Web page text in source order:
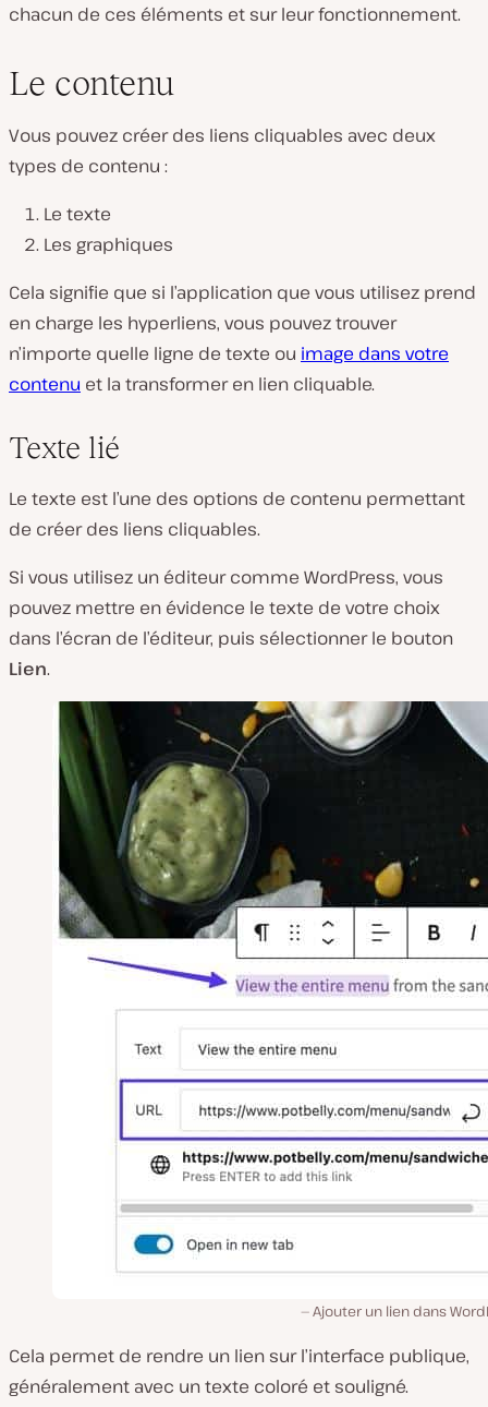
chacun de ces éléments et sur leur fonctionnement.
Le contenu
Vous pouvez créer des liens cliquables avec deux
types de contenu :
Le texte
Les graphiques
Cela signifie que si l’application que vous utilisez prend
en charge les hyperliens, vous pouvez trouver
n’importe quelle ligne de texte ou image dans votre
contenu et la transformer en lien cliquable.
Texte lié
Le texte est l’une des options de contenu permettant
de créer des liens cliquables.
Si vous utilisez un éditeur comme WordPress, vous
pouvez mettre en évidence le texte de votre choix
dans l’écran de l’éditeur, puis sélectionner le bouton
Lien.
Ajouter un lien dans
Cela permet de rendre un lien sur l’interface publique,
généralement avec un texte coloré et souligné.